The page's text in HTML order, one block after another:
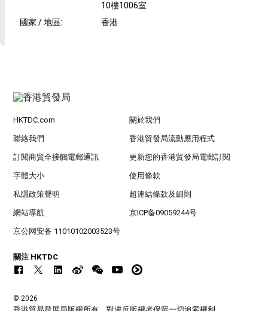
10樓1006室
國家 / 地區: 香港
HKTDC.com 關於我們
聯絡我們 香港貿發局流動應用程式
訂閱商貿全接觸電郵通訊 更新您的香港貿發局電郵訂閱
字體大小 使用條款
私隱政策聲明 超連結條款及細則
網站導航 京ICP备09059244号
京公网安备 11010102003523号
關注 HKTDC
© 2026